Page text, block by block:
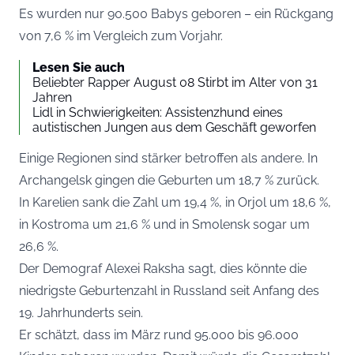
Es wurden nur 90.500 Babys geboren – ein Rückgang
von 7,6 % im Vergleich zum Vorjahr.
Lesen Sie auch
Beliebter Rapper August 08 Stirbt im Alter von 31
Jahren
Lidl in Schwierigkeiten: Assistenzhund eines
autistischen Jungen aus dem Geschäft geworfen
Einige Regionen sind stärker betroffen als andere. In
Archangelsk gingen die Geburten um 18,7 % zurück.
In Karelien sank die Zahl um 19,4 %, in Orjol um 18,6 %,
in Kostroma um 21,6 % und in Smolensk sogar um
26,6 %.
Der Demograf Alexei Raksha sagt, dies könnte die
niedrigste Geburtenzahl in Russland seit Anfang des
19. Jahrhunderts sein.
Er schätzt, dass im März rund 95.000 bis 96.000